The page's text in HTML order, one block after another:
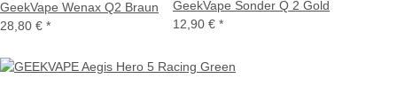
GeekVape Wenax Q2 Braun
28,80 € *
GeekVape Sonder Q 2 Gold
12,90 € *